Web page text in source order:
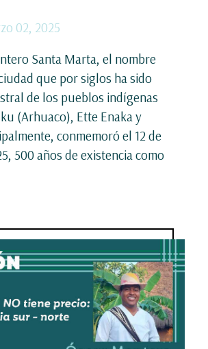
02, 2025
Santa Marta, el nombre
que por siglos ha sido
de los pueblos indígenas
(Arhuaco), Ette Enaka y
conmemoró el 12 de
500 años de existencia como